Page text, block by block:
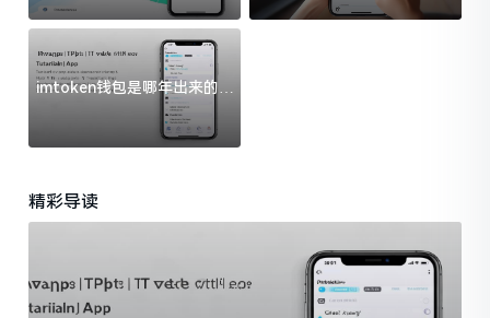
imtoken钱包是哪年出来的？
一文给你说清楚
精彩导读